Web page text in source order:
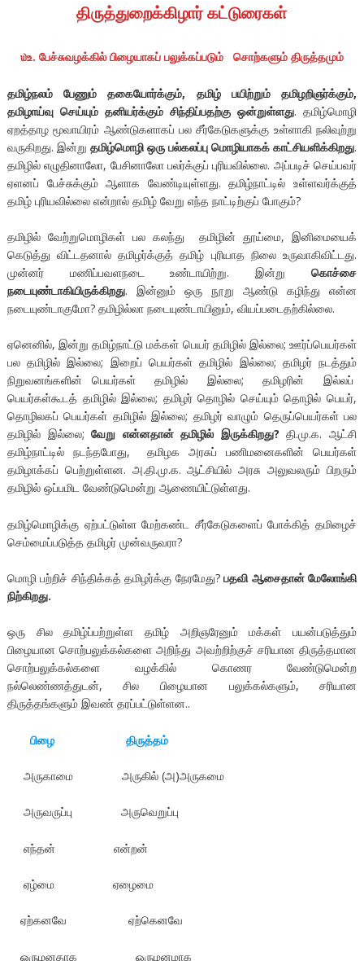
திருத்துறைக்கிழார் கட்டுரைகள்
௰உ. பேச்சுவழக்கில் பிழையாகப் பலுக்கப்படும் சொற்களும் திருத்தமும்
தமிழ்நலம் பேணும் தகையோர்க்கும், தமிழ் பயிற்றும் தமிழறிஞர்க்கும்,
தமிழாய்வு செய்யும் தனியர்க்கும் சிந்திப்பதற்கு ஒன்றுள்ளது. தமிழ்மொழி
ஏறத்தாழ மூவாயிரம் ஆண்டுகளாகப் பல சீர்கேடுகளுக்கு உள்ளாகி நலிவுற்று
வருகிறது. இன்று தமிழ்மொழி ஒரு பல்கலப்பு மொழியாகக் காட்சியளிக்கிறது.
தமிழில் எழுதினாலோ, பேசினாலோ பலர்க்குப் புரியவில்லை. அப்படிச் செய்பவர்
ஏளனப் பேச்சுக்கும் ஆளாக வேண்டியுள்ளது. தமிழ்நாட்டில் உள்ளவர்க்குத்
தமிழ் புரியவில்லை என்றால் தமிழ் வேறு எந்த நாட்டிற்குப் போகும்?
தமிழில் வேற்றுமொழிகள் பல கலந்து தமிழின் தூய்மை, இனிமையைக்
கெடுத்து விட்டதனால் தமிழர்க்குத் தமிழ் புரியாத நிலை உருவாகிவிட்டது.
முன்னர் மணிப்பவளநடை உண்டாயிற்று. இன்றுகொச்சை
நடையுண்டாகியிருக்கிறது. இன்னும் ஒரு நூறு ஆண்டு கழிந்து என்ன
நடையுண்டாகுமோ? தமிழில்லா நடையுண்டாயினும், வியப்படைதற்கில்லை.
ஏனெனில், இன்று தமிழ்நாட்டு மக்கள் பெயர் தமிழில் இல்லை; ஊர்ப்பெயர்கள்
பல தமிழில் இல்லை; இறைப் பெயர்கள் தமிழில் இல்லை; தமிழர் நடத்தும்
நிறுவனங்களின் பெயர்கள் தமிழில் இல்லை; தமிழரின் இல்லப்
பெயர்கள்கூடத் தமிழில் இல்லை; தமிழர் தொழில் செய்யும் தொழில் பெயர்,
தொழிலகப் பெயர்கள் தமிழில் இல்லை; தமிழர் வாழும் தெருப்பெயர்கள் பல
தமிழில் இல்லை;வேறு என்னதான் தமிழில் இருக்கிறது?தி.மு.க. ஆட்சி
தமிழ்நாட்டில் நடந்தபோது, தமிழக அரசுப் பணிமனைகளின் பெயர்கள்
தமிழாக்கப் பெற்றுள்ளன. அ.தி.மு.க. ஆட்சியில் அரசு அலுவலரும் பிறரும்
தமிழில் ஒப்பமிட வேண்டுமென்று ஆணையிட்டுள்ளது.
தமிழ்மொழிக்கு ஏற்பட்டுள்ள மேற்கண்ட சீர்கேடுகளைப் போக்கித் தமிழைச்
செம்மைப்படுத்த தமிழர் முன்வருவரா?
மொழி பற்றிச் சிந்திக்கத் தமிழர்க்கு நேரமேது?பதவி ஆசைதான் மேலோங்கி
நிற்கிறது.
ஒரு சில தமிழ்ப்பற்றுள்ள தமிழ் அறிஞரேனும் மக்கள் பயன்படுத்தும்
பிழையான சொற்பலுக்கல்களை அறிந்து அவற்றிற்குச் சரியான திருத்தமான
சொற்பலுக்கல்களை வழக்கில் கொணர வேண்டுமென்ற
நல்லெண்ணத்துடன், சில பிழையான பலுக்கல்களும், சரியான
திருத்தங்களும் இவண் தரப்பட்டுள்ளன..
பிழை திருத்தம்
அருகாமை அருகில் (அ)அருகமை
அருவருப்பு அருவெறுப்பு
எந்தன் என்றன்
ஏழ்மை ஏழைமை
ஏற்கனவே ஏற்கெனவே
ஒருமனதாக ஒருமனமாக